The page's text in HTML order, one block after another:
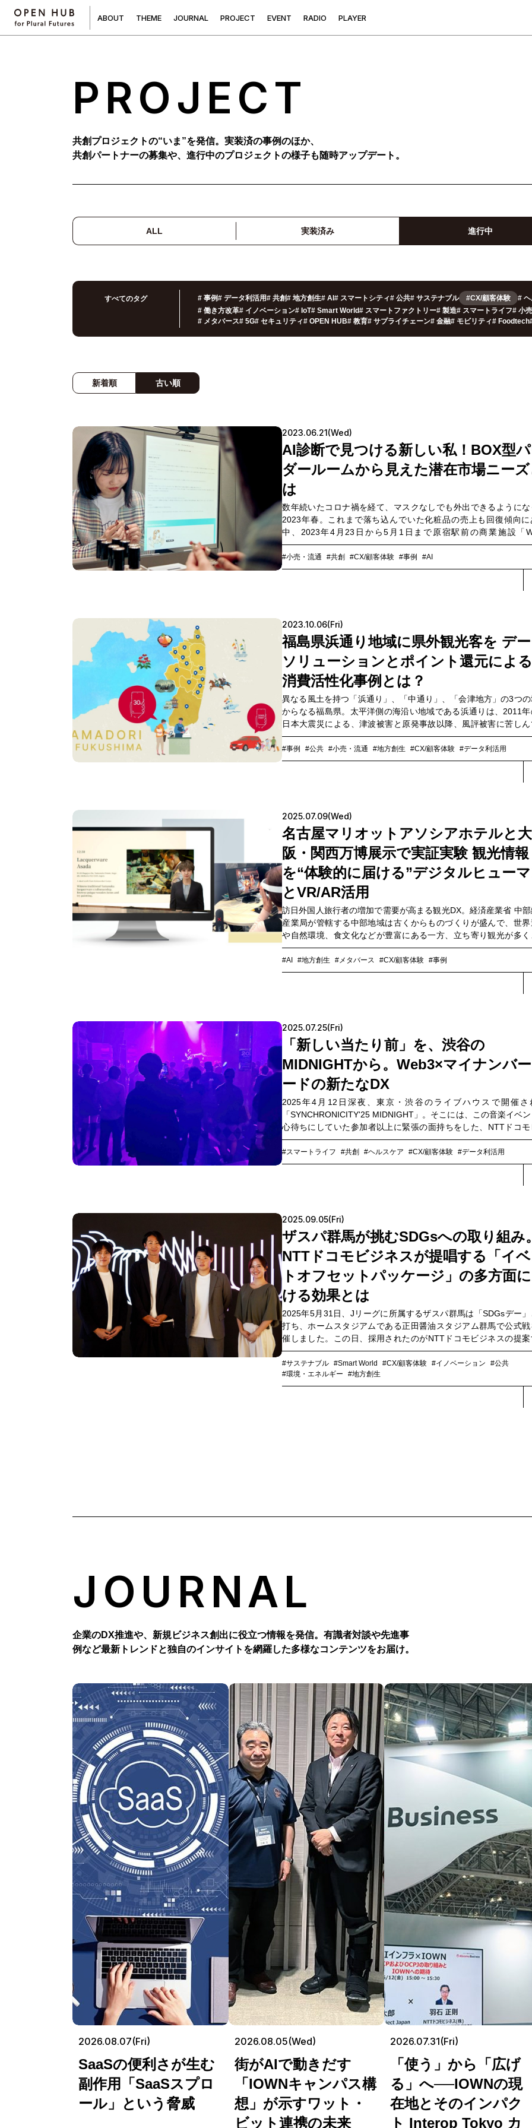
ABOUT THEME JOURNAL PROJECT EVENT RADIO PLAYER
PROJECT
共創プロジェクトの“いま”を発信。実装済の事例のほか、
共創パートナーの募集や、進行中のプロジェクトの様子も随時アップデート。
ALL 実装済み 進行中
すべてのタグ # 事例# データ利活用# 共創# 地方創生# AI # スマートシティ# 公共# サステナブル #CX/顧客体験 #
# 働き方改革# イノベーション# IoT# Smart World# スマートファクトリー# 製造# スマートライフ# 小
# メタバース# 5G# セキュリティ# OPEN HUB# 教育# サプライチェーン# 金融# モビリティ# Foodtech
新着順 古い順
2023.06.21(Wed)
AI診断で見つける新しい私！BOX型
ダールームから見えた潜在市場ニーズ
は
数年続いたコロナ禍を経て、マスクなしでも外出できるようにな
2023年春。これまで落ち込んでいた化粧品の売上も回復傾向に
中、2023年4月23日から5月1日まで原宿駅前の商業施設「
HARAJUKU」の地下1Fスペースに設置されたのが、自分に似合
クやコスメをAIが教えてくれる「Smart Powder Room」です。
ミュニケーションズ（以下、NTT Com）、オカムラ、AGCの3
#小売・流通 #共創 #CX/顧客体験 #事例 #AI
2023.10.06(Fri)
福島県浜通り地域に県外観光客を デー
ソリューションとポイント還元による
消費活性化事例とは？
異なる風土を持つ「浜通り」、「中通り」、「会津地方」の3つ
からなる福島県。太平洋側の海沿い地域である浜通りは、2011年
日本大震災による、津波被害と原発事故以降、風評被害に苦しん
たエリアでもあります。そんな苦境から力強く復興している浜
を、観光消費の活性化によってさらに応援しようというプロジェ
が進められています。「do! 浜通り」と名付けられたプロジェク
し、県外からの消費者流入を図ってきたのか。観光DXにみるデー
#事例 #公共 #小売・流通 #地方創生 #CX/顧客体験 #データ利活用
2025.07.09(Wed)
名古屋マリオットアソシアホテルと大
阪・関西万博展示で実証実験 観光情報
を“体験的に届ける”デジタルヒュー
とVR/AR活用
訪日外国人旅行者の増加で需要が高まる観光DX。経済産業省 中
産業局が管轄する中部地域は古くからものづくりが盛んで、世
や自然環境、食文化などが豊富にある一方、立ち寄り観光が多く
外からの交流人口・宿泊・消費の拡大を十分実現できていない
課題がありました。そこで、NTTドコモビジネス株式会社（以
NTTドコモビジネス）は、同社が開発したデジタルヒューマンを
ジタルヒューマンやVR/AR活用の可能性と課題について、関係者
り返ります。
#AI #地方創生 #メタバース #CX/顧客体験 #事例
2025.07.25(Fri)
「新しい当たり前」を、渋谷の
MIDNIGHTから。Web3×マイナンバ
ードの新たなDX
2025年4月12日深夜、東京・渋谷のライブハウスで開催さ
「SYNCHRONICITY'25 MIDNIGHT」。そこには、この音楽イベ
心待ちにしていた参加者以上に緊張の面持ちをした、NTTドコモ
ネスとNTT Digitalの面々がいました。Web3における重要技術の
であるデジタルアイデンティティウォレットを活用した、イベン
場時年齢確認ソリューションの実証実験が実施されたからです
常”を創り出そうとしているのでしょうか。プロジェクトを牽引
ビジネス スマートワールドビジネス部スマートヘルスケア推進室
井陽一、ソリューションサービス部の泉博明の3人が振り返り、
ビジネスの未来を展望します。
#スマートライフ #共創 #ヘルスケア #CX/顧客体験 #データ利活用
2025.09.05(Fri)
ザスパ群馬が挑むSDGsへの取り組み。
NTTドコモビジネスが提唱する「イ
トオフセットパッケージ」の多方面
ける効果とは
2025年5月31日、Jリーグに所属するザスパ群馬は「SDGsデー
打ち、ホームスタジアムである正田醤油スタジアム群馬で公式戦
催しました。この日、採用されたのがNTTドコモビジネスの提案
「イベントオフセットパッケージ」です。イベントに伴って排
るCO2等の温室効果ガスを把握し、カーボンクレジットによって
セット（相殺）します。その際に購入するカーボンクレジットは
入によって温室効果ガス排出量削減や森林資源の保護に寄与す
ができます。プロサッカークラブが行う気候変動対策やSDGsの目
#サステナブル #Smart World #CX/顧客体験 #イノベーション
#公共
#環境・エネルギー
#地方創生
JOURNAL
企業のDX推進や、新規ビジネス創出に役立つ情報を発信。有識者対談や先進事
例など最新トレンドと独自のインサイトを網羅した多様なコンテンツをお届け。
2026.08.07(Fri)
SaaSの便利さが生む
副作用「SaaSスプロ
ール」という脅威
2026.08.05(Wed)
街がAIで動きだす
「IOWNキャンパス構
想」が示すワット・
ビット連携の未来
2026.07.31(Fri)
「使う」から「広げ
る」へ──IOWNの現
在地とそのインパク
ト Interop Tokyo カ